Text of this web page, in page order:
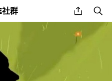
群 share